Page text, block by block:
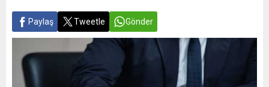
Paylaş Tweetle Gönder